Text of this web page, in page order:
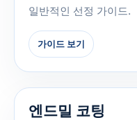
일반적인 선정 가이드.
가이드 보기
엔드밀 코팅